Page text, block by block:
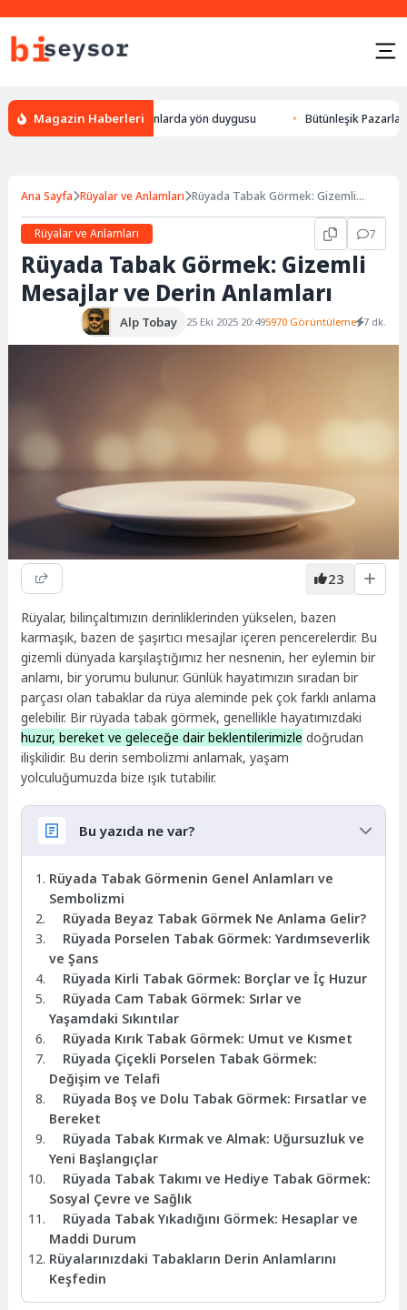
Magazin Haberleri
yön bulması, hayvanlarda yön duygusu Bütünleşik Pazarlama:
Ana Sayfa Rüyalar ve Anlamları Rüyada Tabak Görmek: Gizemli
Rüyalar ve Anlamları
7
Rüyada Tabak Görmek: Gizemli
Mesajlar ve Derin Anlamları
Alp Tobay 25 Eki 2025 20:495970 Görüntüleme 7 dk.
23
Rüyalar, bilinçaltımızın derinliklerinden yükselen, bazen
karmaşık, bazen de şaşırtıcı mesajlar içeren pencerelerdir. Bu
gizemli dünyada karşılaştığımız her nesnenin, her eylemin bir
anlamı, bir yorumu bulunur. Günlük hayatımızın sıradan bir
parçası olan tabaklar da rüya aleminde pek çok farklı anlama
gelebilir. Bir rüyada tabak görmek, genellikle hayatımızdaki
huzur, bereket ve geleceğe dair beklentilerimizle doğrudan
ilişkilidir. Bu derin sembolizmi anlamak, yaşam
yolculuğumuzda bize ışık tutabilir.
Bu yazıda ne var?
Rüyada Tabak Görmenin Genel Anlamları ve
Sembolizmi
Rüyada Beyaz Tabak Görmek Ne Anlama Gelir?
Rüyada Porselen Tabak Görmek: Yardımseverlik
ve Şans
Rüyada Kirli Tabak Görmek: Borçlar ve İç Huzur
Rüyada Cam Tabak Görmek: Sırlar ve
Yaşamdaki Sıkıntılar
Rüyada Kırık Tabak Görmek: Umut ve Kısmet
Rüyada Çiçekli Porselen Tabak Görmek:
Değişim ve Telafi
Rüyada Boş ve Dolu Tabak Görmek: Fırsatlar ve
Bereket
Rüyada Tabak Kırmak ve Almak: Uğursuzluk ve
Yeni Başlangıçlar
Rüyada Tabak Takımı ve Hediye Tabak Görmek:
Sosyal Çevre ve Sağlık
Rüyada Tabak Yıkadığını Görmek: Hesaplar ve
Maddi Durum
Rüyalarınızdaki Tabakların Derin Anlamlarını
Keşfedin